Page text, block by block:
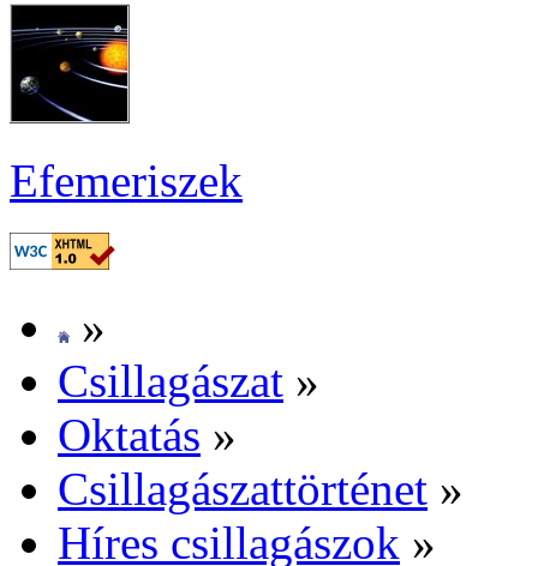
Efe­me­ri­szek
»
Csil­la­gá­szat »
Ok­ta­tás »
Csil­la­gá­szat­tör­té­net »
Hí­res csil­la­gá­szok »